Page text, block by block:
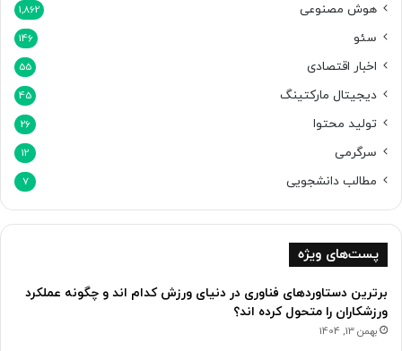
هوش مصنوعی 1,862
سئو 146
اخبار اقتصادی 55
دیجیتال مارکتینگ 45
تولید محتوا 26
سرگرمی 12
مطالب دانشجویی 7
پست‌های ویژه
برترین دستاوردهای فناوری در دنیای ورزش کدام اند و چگونه عملکرد
ورزشکاران را متحول کرده اند؟
بهمن 13, 1404